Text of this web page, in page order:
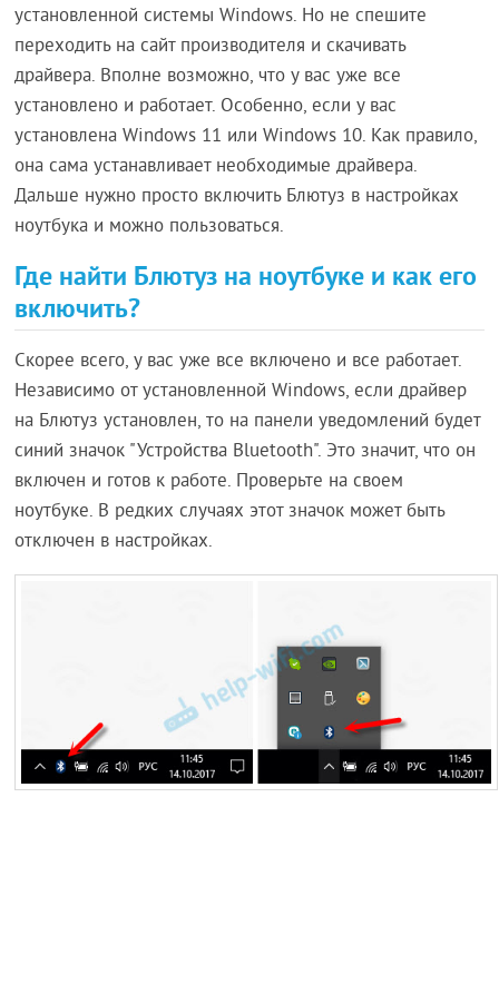
установленной системы Windows. Но не спешите
переходить на сайт производителя и скачивать
драйвера. Вполне возможно, что у вас уже все
установлено и работает. Особенно, если у вас
установлена Windows 11 или Windows 10. Как правило,
она сама устанавливает необходимые драйвера.
Дальше нужно просто включить Блютуз в настройках
ноутбука и можно пользоваться.
Где найти Блютуз на ноутбуке и как его
включить?
Скорее всего, у вас уже все включено и все работает.
Независимо от установленной Windows, если драйвер
на Блютуз установлен, то на панели уведомлений будет
синий значок "Устройства Bluetooth". Это значит, что он
включен и готов к работе. Проверьте на своем
ноутбуке. В редких случаях этот значок может быть
отключен в настройках.